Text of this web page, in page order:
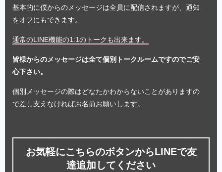
基本的に僕からのメッセージは全員に配信されますが、通知
をオフにもできます。
通常のLINE機能の1:1のトークも出来ます。
皆様からのメッセージは全て個別トークルームですのでご安
心下さい。
個別メッセージの際はどなたかわからないことがありますの
で差し支えなければお名前お願いします。
お気軽にこちらのボタンからLINEで友
達追加してください